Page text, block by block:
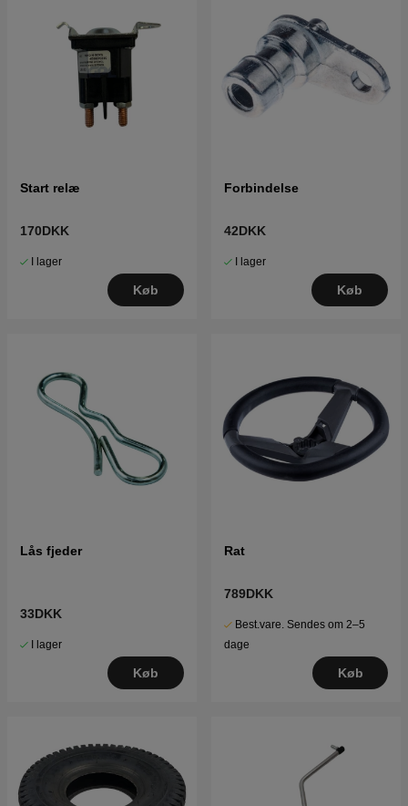
Start relæ
170DKK
I lager
Køb
Forbindelse
42DKK
I lager
Køb
Lås fjeder
33DKK
I lager
Køb
Rat
789DKK
Best.vare. Sendes om 2–5
dage
Køb